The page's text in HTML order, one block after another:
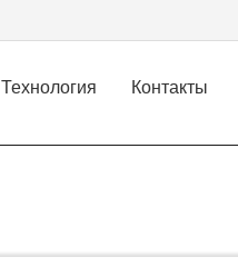
Технология Контакты